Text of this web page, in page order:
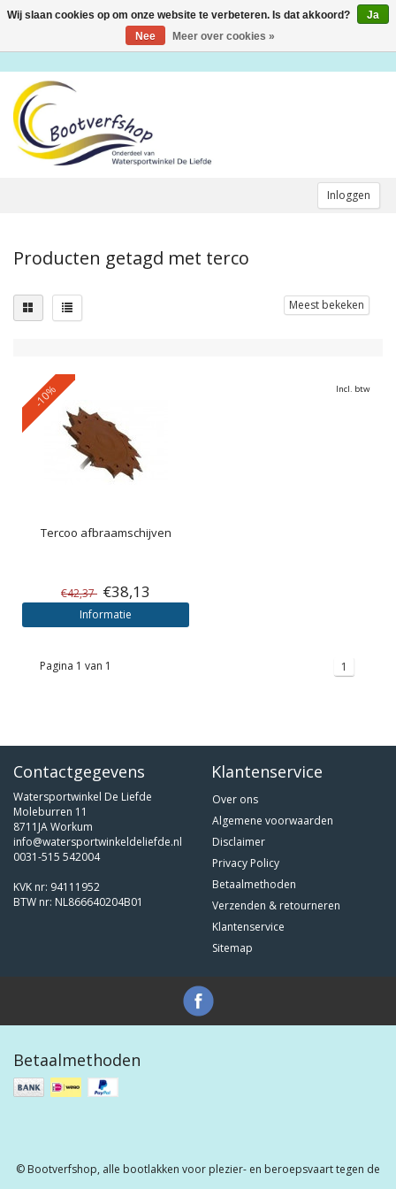
Inloggen
Toggle
Producten getagd met terco
Meest bekeken
-10%
Tercoo afbraamschijven
€42,37 €38,13
Informatie
Incl. btw
Pagina 1 van 1 1
Contactgegevens
Watersportwinkel De Liefde
Moleburren 11
8711JA Workum
info@watersportwinkeldeliefde.nl
0031-515 542004
KVK nr: 94111952
BTW nr: NL866640204B01
Klantenservice
Over ons
Algemene voorwaarden
Disclaimer
Privacy Policy
Betaalmethoden
Verzenden & retourneren
Klantenservice
Sitemap
Betaalmethoden
© Bootverfshop, alle bootlakken voor plezier- en beroepsvaart tegen de
Wij slaan cookies op om onze website te verbeteren. Is dat akkoord?
Ja
Nee
Meer over cookies »